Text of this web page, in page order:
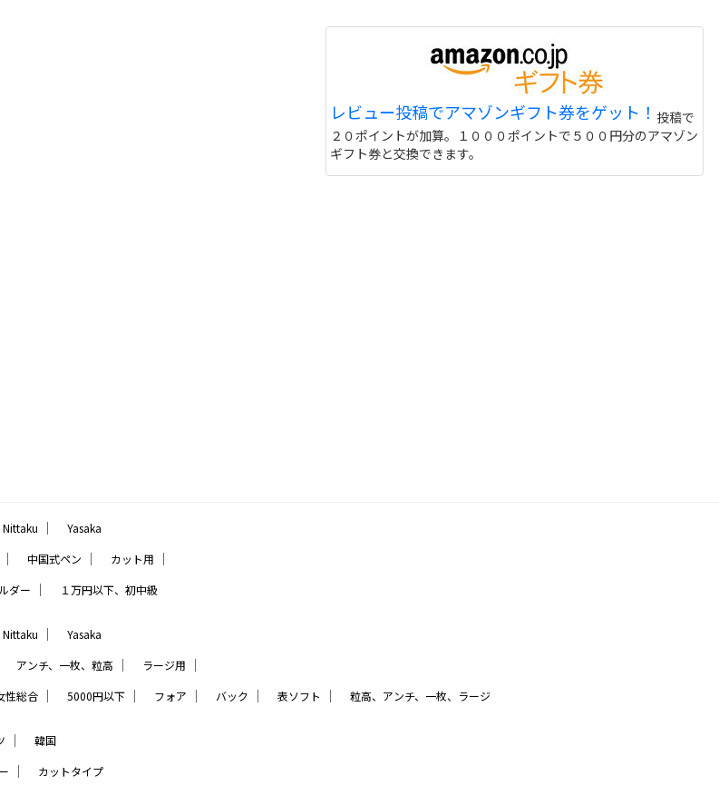
レビュー投稿でアマゾンギフト券をゲット！ 投稿で
２０ポイントが加算。１０００ポイントで５００円分のアマゾン
ギフト券と交換できます。
Nittaku ｜ Yasaka
｜ 中国式ペン ｜ カット用 ｜
ダー ｜ １万円以下、初中級
Nittaku ｜ Yasaka
アンチ、一枚、粒高 ｜ ラージ用 ｜
性総合 ｜ 5000円以下 ｜ フォア ｜ バック ｜ 表ソフト ｜ 粒高、アンチ、一枚、ラージ
｜ 韓国
｜ カットタイプ